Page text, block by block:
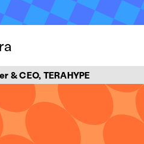
& CEO, TERAHYPE